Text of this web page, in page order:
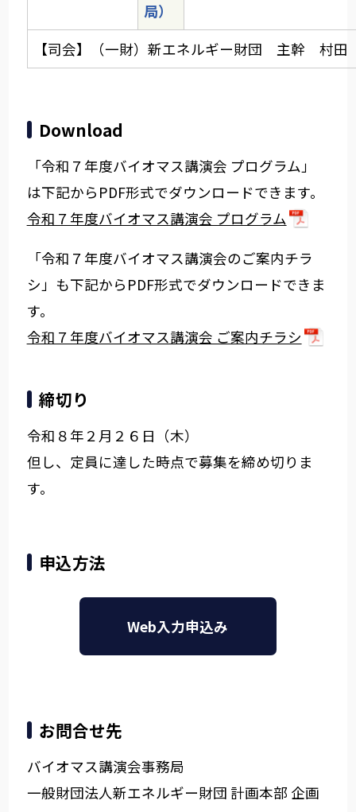
局）
【司会】（一財）新エネルギー財団 主幹 村
Download
「令和７年度バイオマス講演会 プログラム」
は下記からPDF形式でダウンロードできます。
令和７年度バイオマス講演会 プログラム
「令和７年度バイオマス講演会のご案内チラ
シ」も下記からPDF形式でダウンロードできま
す。
令和７年度バイオマス講演会 ご案内チラシ
締切り
令和８年２月２６日（木）
但し、定員に達した時点で募集を締め切りま
す。
申込方法
Web入力申込み
お問合せ先
バイオマス講演会事務局
一般財団法人新エネルギー財団 計画本部 企画